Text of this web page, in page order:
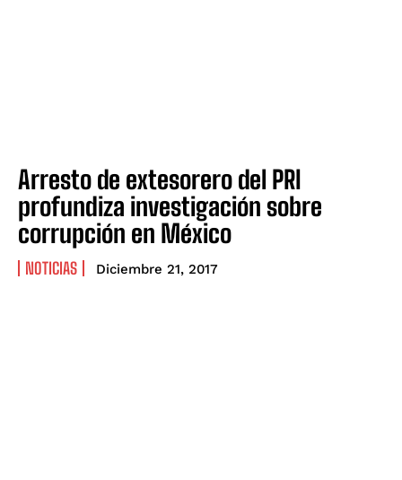
Arresto de extesorero del PRI
profundiza investigación sobre
corrupción en México
NOTICIAS Diciembre 21, 2017